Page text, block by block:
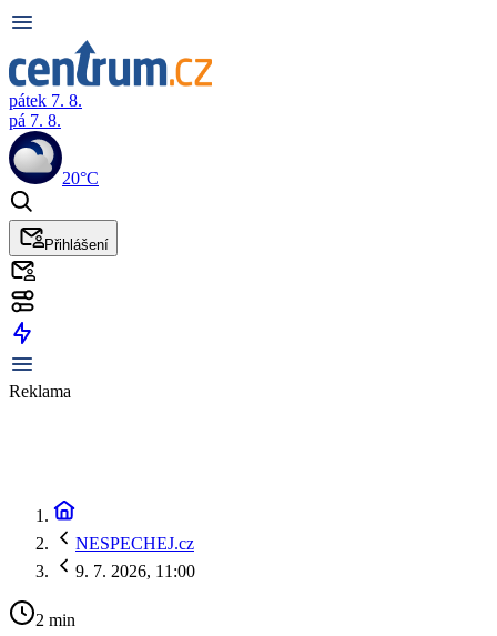
pátek 7. 8.
pá 7. 8.
20°C
Přihlášení
Reklama
NESPECHEJ.cz
9. 7. 2026, 11:00
2 min